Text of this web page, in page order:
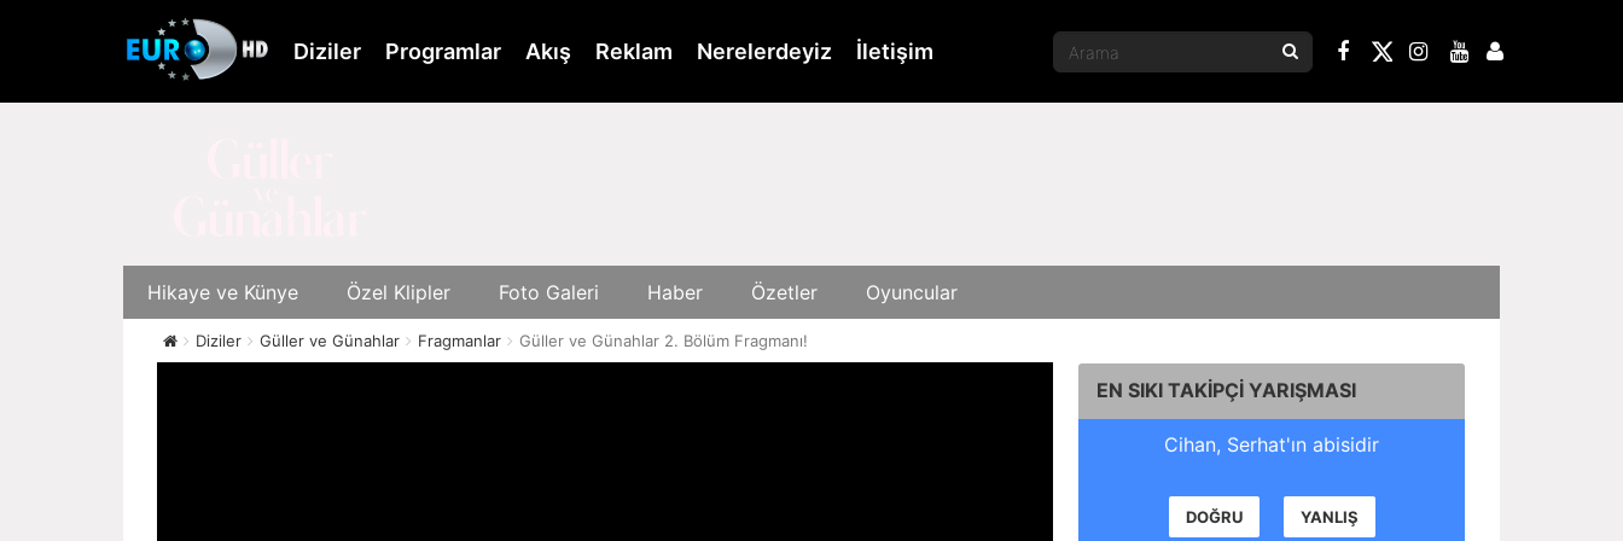
Diziler Programlar Akış Reklam Nerelerdeyiz İletişim
Hikaye ve Künye Özel Klipler Foto Galeri Haber Özetler Oyuncular
Diziler Güller ve Günahlar Fragmanlar Güller ve Günahlar 2. Bölüm Fragmanı!
EN SIKI TAKİPÇİ YARIŞMASI
Cihan, Serhat'ın abisidir
DOĞRU YANLIŞ